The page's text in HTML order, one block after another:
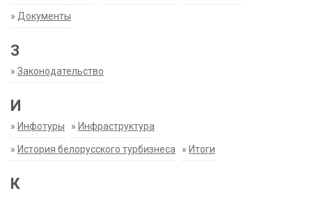
» Документы
З
» Законодательство
И
» Инфотуры » Инфраструктура
» История белорусского турбизнеса » Итоги
К